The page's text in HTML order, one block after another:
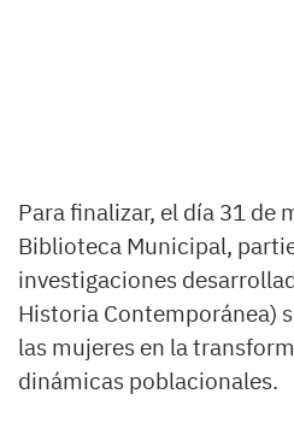
Para finalizar, el día 31 de
Biblioteca Municipal,
investigaciones
Historia Contemporánea)
las mujeres en la
dinámicas poblacionales.